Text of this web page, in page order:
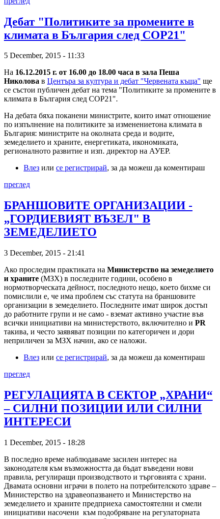
Дебат "Политиките за промените в
климата в България след COP21"
5 December, 2015 - 11:33
На 16.12.2015 г. от 16.00 до 18.00 часа в зала Пеша
Николова в Центъра за култура и дебат "Червената къща" ще
се състои публичен дебат на тема "Политиките за промените в
климата в България след COP21".
На дебата бяха поканени министрите, които имат отношение
по изпълнение на политиките за изменениетона климата в
България: министрите на околната среда и водите,
земеделието и храните, енергетиката, икономиката,
регионалното развитие и изп. директор на АУЕР.
Влез или се регистрирай, за да можеш да коментираш
преглед
БРАНШОВИТЕ ОРГАНИЗАЦИИ -
„ГОРДИЕВИЯТ ВЪЗЕЛ" В
ЗЕМЕДЕЛИЕТО
3 December, 2015 - 21:41
Ако проследим практиката на Министерство на земеделието
и храните (МЗХ) в последните години, особено в
нормотворческата дейност, последното нещо, което бихме си
помислили е, че има проблем със статута на браншовите
организации в земеделието. Последните имат широк достъп
до работните групи и не само - вземат активно участие във
всички инициативи на министерството, включително и PR
такива, и често заявяват позиции по категоричен и дори
неприличен за МЗХ начин, ако се наложи.
Влез или се регистрирай, за да можеш да коментираш
преглед
РЕГУЛАЦИЯТА В СЕКТОР „ХРАНИ“
– СИЛНИ ПОЗИЦИИ ИЛИ СИЛНИ
ИНТЕРЕСИ
1 December, 2015 - 18:28
В последно време наблюдаваме засилен интерес на
законодателя към възможността да бъдат въведени нови
правила, регулиращи производството и търговията с храни.
Двамата основни играчи в полето на потребителското здраве –
Министерство на здравеопазването и Министерство на
земеделието и храните предприеха самостоятелни и смели
инициативи насочени към подобряване на регулаторната